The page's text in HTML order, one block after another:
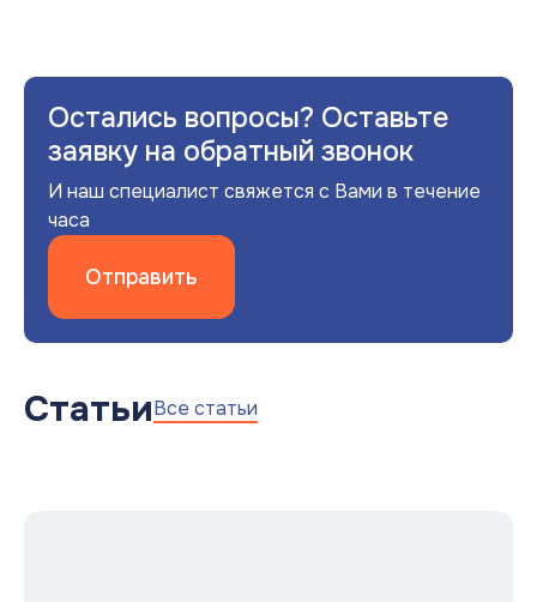
Остались вопросы? Оставьте
заявку на обратный звонок
И наш специалист свяжется с Вами в течение
часа
Отправить
СтатьиВсе статьи